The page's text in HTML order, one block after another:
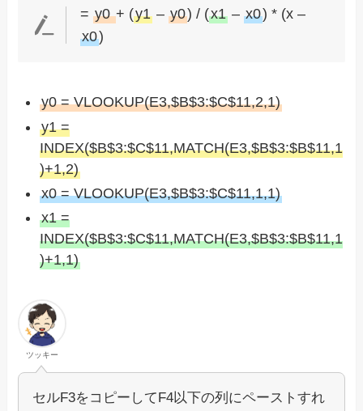
= y0+ (y1– y0) / (x1– x0) * (x –
x0)
y0 = VLOOKUP(E3,$B$3:$C$11,2,1)
y1 =
INDEX($B$3:$C$11,MATCH(E3,$B$3:$B$11,1
)+1,2)
x0 = VLOOKUP(E3,$B$3:$C$11,1,1)
x1 =
INDEX($B$3:$C$11,MATCH(E3,$B$3:$B$11,1
)+1,1)
ツッキー
セルF3をコピーしてF4以下の列にペーストすれ